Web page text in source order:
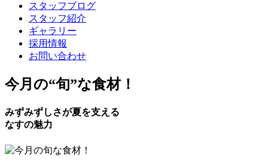
スタッフブログ
スタッフ紹介
ギャラリー
採用情報
お問い合わせ
今月の“旬”な食材！
みずみずしさが夏を支える
なすの魅力